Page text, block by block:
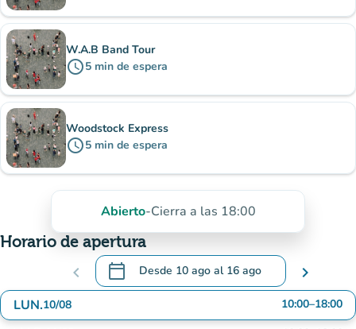
W.A.B Band Tour
schedule5 min de espera
Woodstock Express
schedule5 min de espera
Abierto-Cierra a las 18:00
Horario de apertura
chevron_left calendar_today Desde 10 ago al16 ago
.Abra el calendario para cambiar las fechas
chevron_right
LUN.10/08 10:00–18:00